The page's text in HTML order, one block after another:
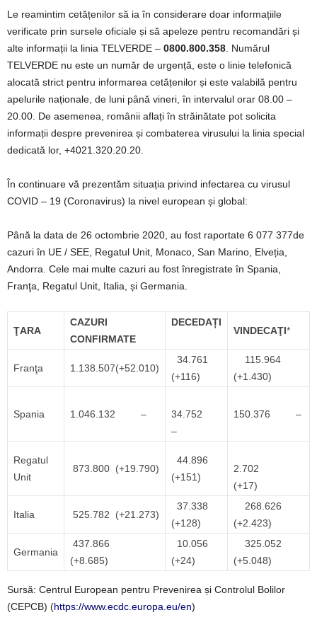
Le reamintim cetățenilor să ia în considerare doar informațiile
verificate prin sursele oficiale și să apeleze pentru recomandări și
alte informații la linia TELVERDE – 0800.800.358 . Numărul
TELVERDE nu este un număr de urgență, este o linie telefonică
alocată strict pentru informarea cetățenilor și este valabilă pentru
apelurile naționale, de luni până vineri, în intervalul orar 08.00 –
20.00. De asemenea, românii aflați în străinătate pot solicita
informații despre prevenirea și combaterea virusului la linia special
dedicată lor, +4021.320.20.20.
În continuare vă prezentăm situația privind infectarea cu virusul
COVID – 19 (Coronavirus) la nivel european și global:
Până la data de 26 octombrie 2020, au fost raportate 6 077 377de
cazuri în UE / SEE, Regatul Unit, Monaco, San Marino, Elveția,
Andorra. Cele mai multe cazuri au fost înregistrate în Spania,
Franţa, Regatul Unit, Italia, și Germania.
ŢARA
CAZURI
CONFIRMATE
DECEDAȚI
VINDECAŢI*
Franţa 1.138.507(+52.010)
34.761
(+116)
115.964
(+1.430)
Spania 1.046.132 –
34.752
–
150.376 –
Regatul
Unit
873.800 (+19.790)
44.896
(+151)
2.702
(+17)
Italia 525.782 (+21.273)
37.338
(+128)
268.626
(+2.423)
Germania
437.866
(+8.685)
10.056
(+24)
325.052
(+5.048)
Sursă: Centrul European pentru Prevenirea și Controlul Bolilor
(CEPCB) (https://www.ecdc.europa.eu/en)